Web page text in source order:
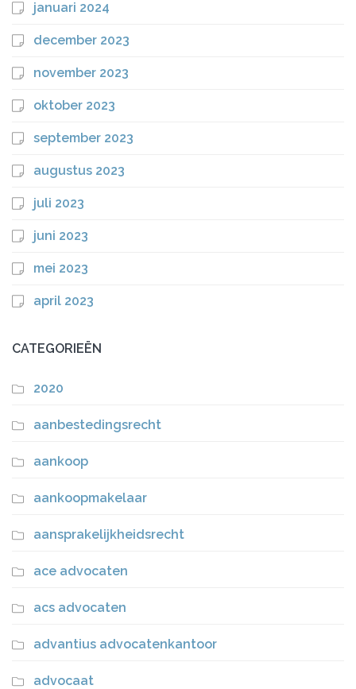
januari 2024
december 2023
november 2023
oktober 2023
september 2023
augustus 2023
juli 2023
juni 2023
mei 2023
april 2023
CATEGORIEËN
2020
aanbestedingsrecht
aankoop
aankoopmakelaar
aansprakelijkheidsrecht
ace advocaten
acs advocaten
advantius advocatenkantoor
advocaat